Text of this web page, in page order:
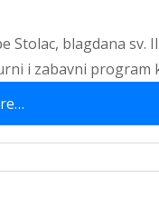
blagdana sv.
i zabavni program